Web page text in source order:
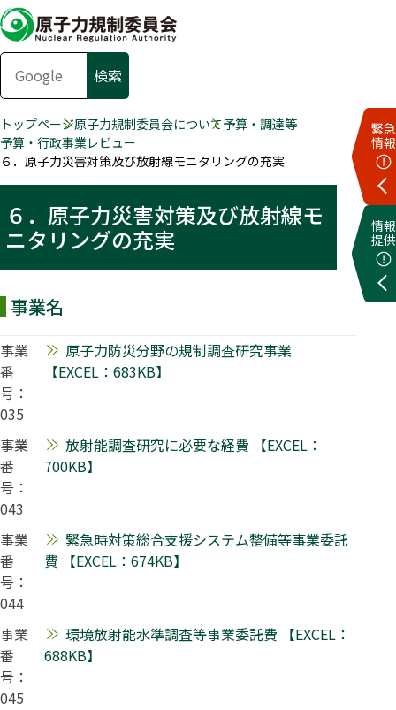
緊急
情報
情報
提供
トップページ原子力規制委員会について予算・調達等
予算・行政事業レビュー
６．原子力災害対策及び放射線モニタリングの充実
６．原子力災害対策及び放射線モ
ニタリングの充実
事業名
事業
番
号：
035
原子力防災分野の規制調査研究事業
【EXCEL：683KB】
事業
番
号：
043
放射能調査研究に必要な経費 【EXCEL：
700KB】
事業
番
号：
044
緊急時対策総合支援システム整備等事業委託
費 【EXCEL：674KB】
事業
番
号：
045
環境放射能水準調査等事業委託費 【EXCEL：
688KB】